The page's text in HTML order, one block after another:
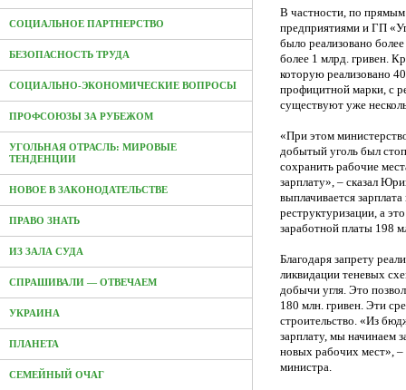
СОЦИАЛЬНОЕ ПАРТНЕРСТВО
БЕЗОПАСНОСТЬ ТРУДА
СОЦИАЛЬНО-ЭКОНОМИЧЕСКИЕ ВОПРОСЫ
ПРОФСОЮЗЫ ЗА РУБЕЖОМ
УГОЛЬНАЯ ОТРАСЛЬ: МИРОВЫЕ
ТЕНДЕНЦИИ
НОВОЕ В ЗАКОНОДАТЕЛЬСТВЕ
ПРАВО ЗНАТЬ
ИЗ ЗАЛА СУДА
СПРАШИВАЛИ — ОТВЕЧАЕМ
УКРАИНА
ПЛАНЕТА
СЕМЕЙНЫЙ ОЧАГ
В частности, по
предприятиями и ГП
было реализовано
более 1 млрд. гривен.
которую реализовано
профицитной марки, с
существуют уже
«При этом
добытый уголь был
сохранить рабочие
зарплату», – сказал
выплачивается
реструктуризации, а
заработной платы 198
Благодаря запрету
ликвидации теневых
добычи угля. Это
180 млн. гривен. Эти
строительство. «Из
зарплату, мы начинаем
новых рабочих мест», –
министра.